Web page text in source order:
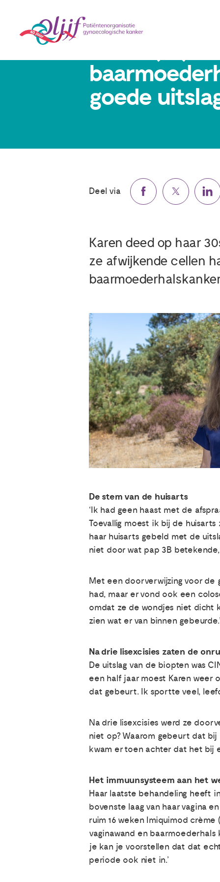
goede
Deel via
Karen deed op haar
ze afwijkende cellen
De stem van de huisarts
‘Ik had geen haast met de
Toevallig moest ik bij de
haar huisarts gebeld met de
niet door wat pap 3B betekende,
Met een doorverwijzing voor de
had, maar er vond ook een
omdat ze de wondjes niet dicht
zien wat er van binnen
Na drie lisexcisies zaten de
De uitslag van de biopten was
een half jaar moest Karen weer
dat gebeurt. Ik sportte veel,
Na drie lisexcisies werd ze
niet op? Waarom gebeurt dat bij
kwam er toen achter dat het bij
Het immuunsysteem aan het
Haar laatste behandeling heeft
bovenste laag van haar vagina
ruim 16 weken Imiquimod
vaginawand en
je kan je voorstellen dat dat
periode ook niet in.’